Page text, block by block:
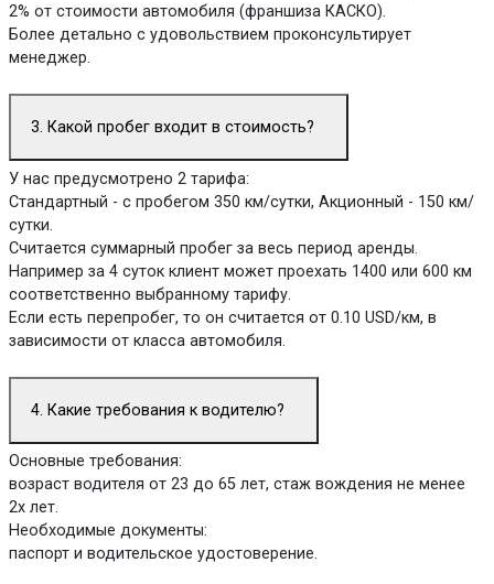
2% от стоимости автомобиля (франшиза КАСКО).
Более детально с удовольствием проконсультирует
менеджер.
3. Какой пробег входит в стоимость?
У нас предусмотрено 2 тарифа:
Стандартный - с пробегом 350 км/сутки, Акционный - 150 км/
сутки.
Считается суммарный пробег за весь период аренды.
Например за 4 суток клиент может проехать 1400 или 600 км
соответственно выбранному тарифу.
Если есть перепробег, то он считается от 0.10 USD/км, в
зависимости от класса автомобиля.
4. Какие требования к водителю?
Основные требования:
возраст водителя от 23 до 65 лет, стаж вождения не менее
2х лет.
Необходимые документы:
паспорт и водительское удостоверение.